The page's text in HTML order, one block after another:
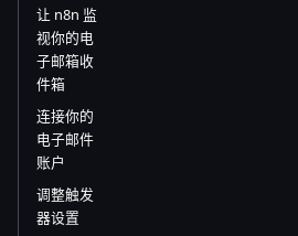
让 n8n 监
视你的电
子邮箱收
件箱
连接你的
电子邮件
账户
调整触发
器设置